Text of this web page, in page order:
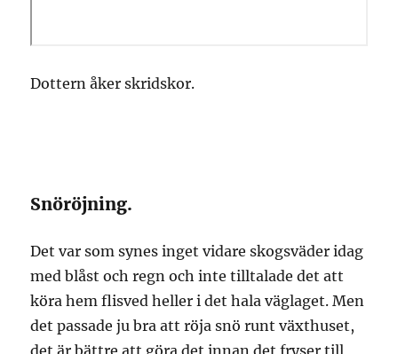
Dottern åker skridskor.
Snöröjning.
Det var som synes inget vidare skogsväder idag
med blåst och regn och inte tilltalade det att
köra hem flisved heller i det hala väglaget. Men
det passade ju bra att röja snö runt växthuset,